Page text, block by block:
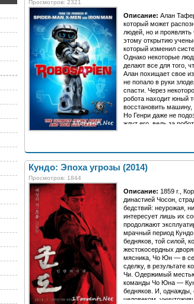
Просмотров: 2321
Описание: Алан
который может
людей, но и
этому открытию
который изменил
Однако некоторые
делают все для того,
Алан похищает свое
не попало в руки
спасти. Через
робота находит юный
восстановить
Но Генри даже не
ждут его, ведь за
Кундо: Эпоха угрозы (2014)
Просмотров: 1844
Описание: 1859 г.,
династией Чосон,
бедствий: неурожая,
интересует лишь их
продолжают
мрачный период
бедняков, той силой,
жестокосердных
мясника, Чо Юн — в
сделку, в результате
Чи. Одержимый
команды Чо Юна —
бедняков. И, однажды,
человеком,